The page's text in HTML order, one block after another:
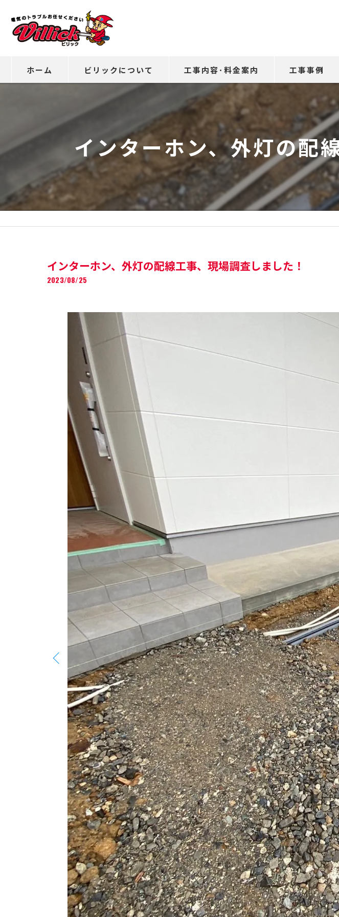
ホーム ビリックについて 工事内容･料金案内 工事事例
インターホン、外灯の配
インターホン、外灯の配線工事、現場調査しました！
2023/08/25